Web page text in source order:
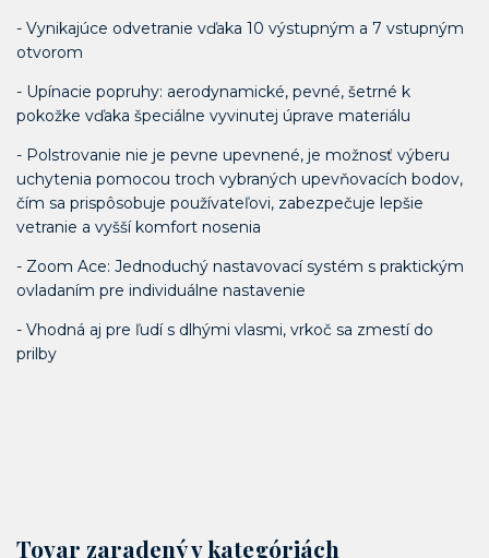
- Vynikajúce odvetranie vďaka 10 výstupným a 7 vstupným
otvorom
- Upínacie popruhy: aerodynamické, pevné, šetrné k
pokožke vďaka špeciálne vyvinutej úprave materiálu
- Polstrovanie nie je pevne upevnené, je možnosť výberu
uchytenia pomocou troch vybraných upevňovacích bodov,
čím sa prispôsobuje používateľovi, zabezpečuje lepšie
vetranie a vyšší komfort nosenia
- Zoom Ace: Jednoduchý nastavovací systém s praktickým
ovladaním pre individuálne nastavenie
- Vhodná aj pre ľudí s dlhými vlasmi, vrkoč sa zmestí do
prilby
Tovar zaradený v kategóriách